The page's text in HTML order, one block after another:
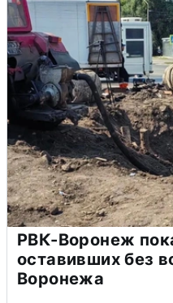
РВК-Воронеж
оставивших без
Воронежа